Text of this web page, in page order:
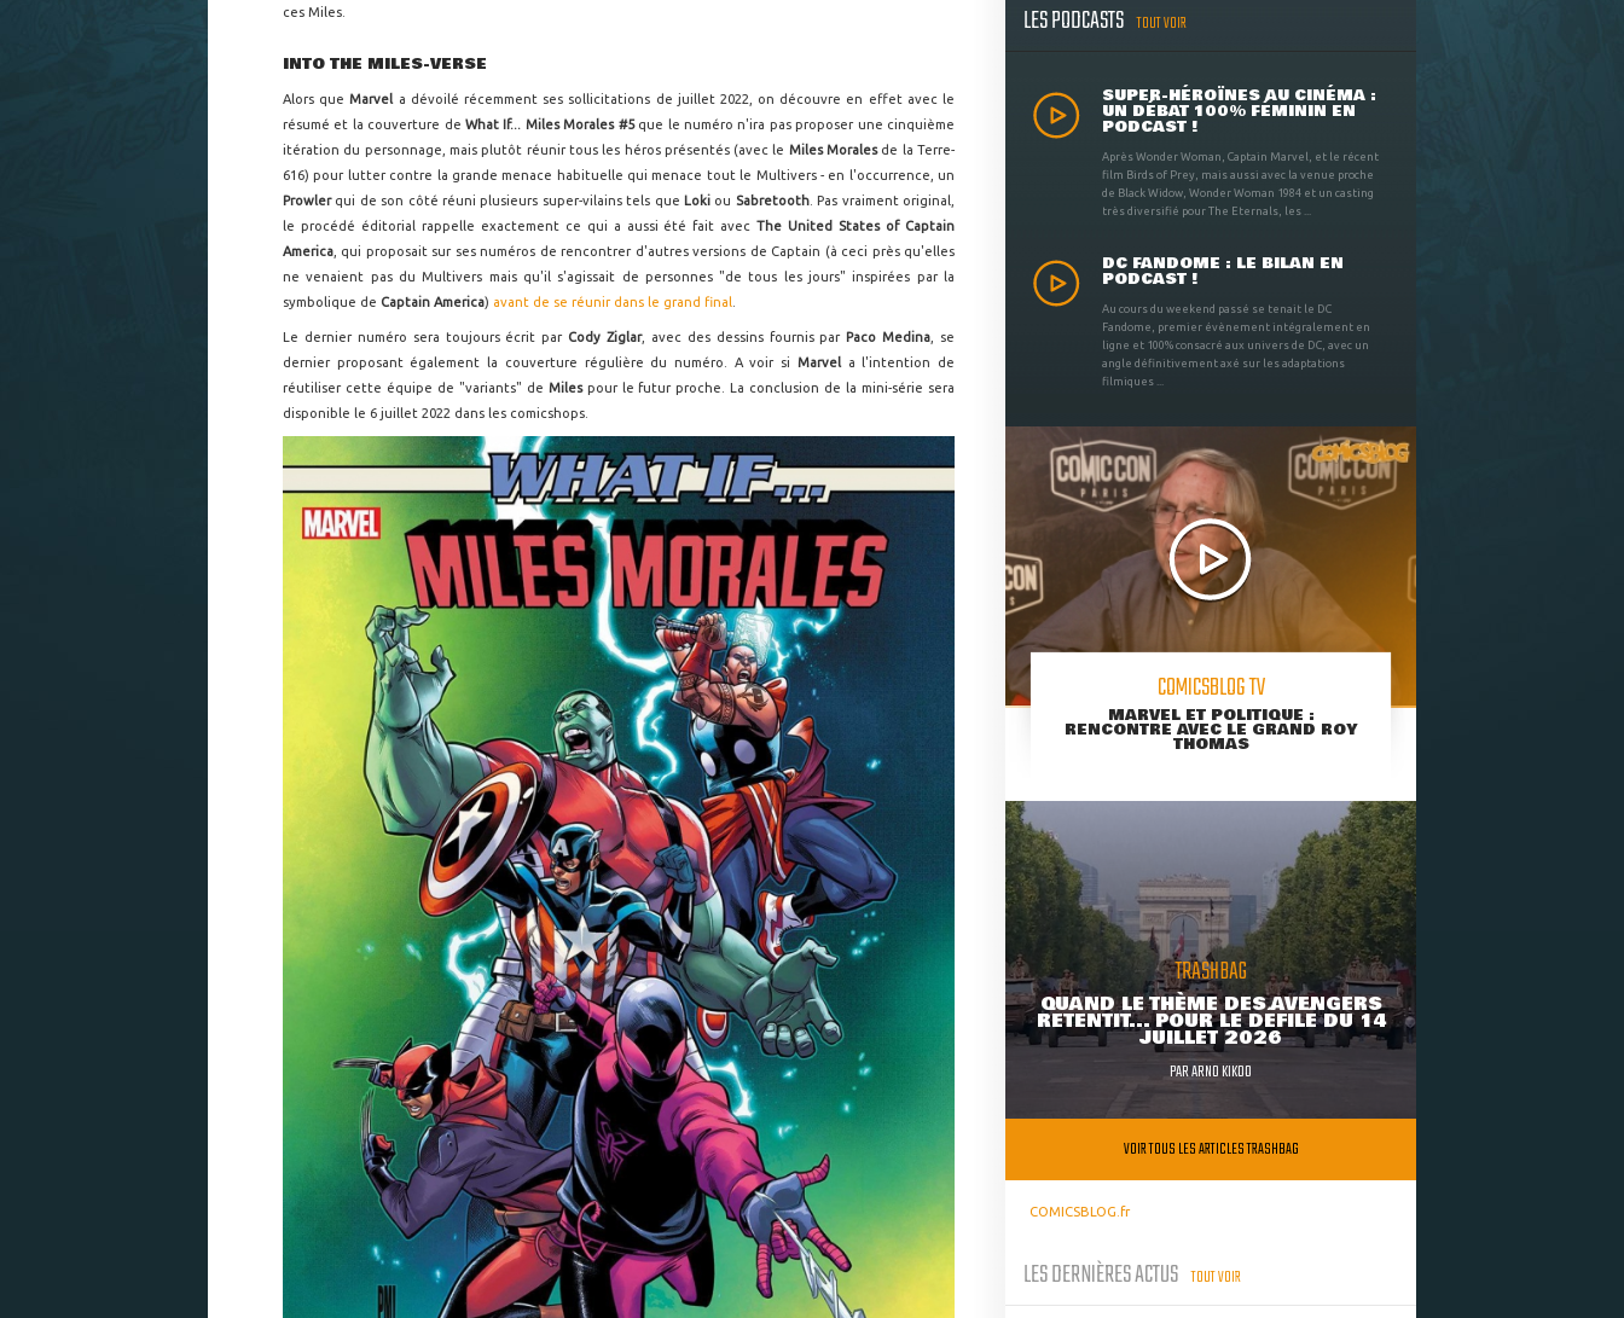
ces Miles.
INTO THE MILES-VERSE
Alors queMarvel a dévoilé récemment ses sollicitations de juillet 2022, on découvre en effet avec le
résumé et la couverture deWhat If... Miles Morales #5 que le numéro n'ira pas proposer une cinquième
itération du personnage, mais plutôt réunir tous les héros présentés (avec le Miles Morales de la Terre-
616) pour lutter contre la grande menace habituelle qui menace tout le Multivers - en l'occurrence, un
Prowler qui de son côté réuni plusieurs super-vilains tels que Loki ou Sabretooth. Pas vraiment original,
le procédé éditorial rappelle exactement ce qui a aussi été fait avecThe United States of Captain
America , qui proposait sur ses numéros de rencontrer d'autres versions de Captain (à ceci près qu'elles
ne venaient pas du Multivers mais qu'il s'agissait de personnes "de tous les jours" inspirées par la
symbolique de Captain America) avant de se réunir dans le grand final
Le dernier numéro sera toujours écrit par Cody Ziglar, avec des dessins fournis par Paco Medina , se
dernier proposant également la couverture régulière du numéro. A voir si Marvel a l'intention de
réutiliser cette équipe de "variants" de Miles pour le futur proche. La conclusion de la mini-série sera
disponible le 6 juillet 2022 dans les comicshops.
LES PODCASTS TOUT VOIR
SUPER-HÉROÏNES AU CINÉMA :
UN DÉBAT 100% FÉMININ EN
PODCAST !
Après Wonder Woman, Captain Marvel, et le récent
film Birds of Prey, mais aussi avec la venue proche
de Black Widow, Wonder Woman 1984 et un casting
très diversifié pour The Eternals, les ...
DC FANDOME : LE BILAN EN
PODCAST !
Au cours du weekend passé se tenait le DC
Fandome, premier évènement intégralement en
ligne et 100% consacré aux univers de DC, avec un
angle définitivement axé sur les adaptations
filmiques ...
COMICSBLOG TV
MARVEL ET POLITIQUE :
RENCONTRE AVEC LE GRAND ROY
THOMAS
TRASHBAG
QUAND LE THÈME DES AVENGERS
RETENTIT... POUR LE DÉFILÉ DU 14
JUILLET 2026
PARARNO KIKOO
VOIR TOUS LES ARTICLES TRASHBAG
COMICSBLOG.fr
LES DERNIÈRES ACTUS TOUT VOIR